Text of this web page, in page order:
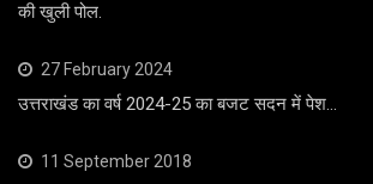
की खुली पोल.
27 February 2024
उत्तराखंड का वर्ष 2024-25 का बजट सदन में पेश…
11 September 2018